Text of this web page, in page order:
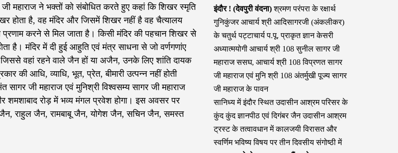
महाराज ने भक्तों को संबोधित करते हुए कहां कि शिखर स्मृति
होता है, वह मंदिर और जिसमें शिखर नहीं है वह चैत्यालय
करने से मिल जाता है। किसी मंदिर की पहचान शिखर से
है। मंदिर में दी हुई आहुति एवं मंत्र साधना से जो वर्णगणांए
वहां रहने वाले जैन हों या अजैन, उनके लिए शांति दायक
की आधि, व्याधि, भूत, प्रेत, बीमारी उत्पन्न नहीं होती
जी महाराज एवं मुनिश्री विश्वसम्य सागर जी महाराज
शमशाबाद रोड़ में भव्य मंगल प्रवेश होगा। इस अवसर पर
राहुल जैन, रामबाबू जैन, योगेश जैन, सचिन जैन, समस्त
इंदौर ! (देवपुरी वंदना)श्रमण परंपरा के रक्षार्थ
गुनिकुंजर आचार्य श्री आदिसागरजी (अंकलीकर)
के चतुर्थ पट्टाचार्य प.पू. प्राकृत ज्ञान केसरी
अध्यात्मयोगी आचार्य श्री 108 सुनील सागर जी
महाराज ससघ, आचार्य श्री 108 विप्रणत सागर
जी महाराज एवं मुनि श्री 108 अंतर्मुखी पूज्य सागर
जी महाराज के पावन
सानिध्य में इंदौर स्थित उदासीन आश्रम परिसर के
कुंद कुंद ज्ञानपीठ एवं दिगंबर जैन उदासीन आश्रम
ट्रस्ट के तत्वावधान में कालजयी विरासत और
स्वर्णिम भविष्य विषय पर तीन दिवसीय संगोष्ठी में